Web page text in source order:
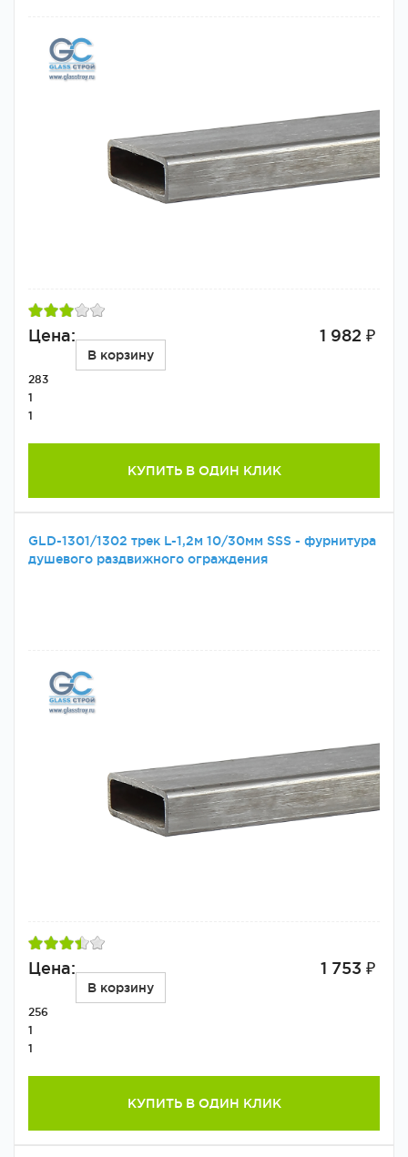
Цена: 1 982 ₽
В корзину
283
1
1
КУПИТЬ В ОДИН КЛИК
GLD-1301/1302 трек L-1,2м 10/30мм SSS - фурнитура
душевого раздвижного ограждения
Цена: 1 753 ₽
В корзину
256
1
1
КУПИТЬ В ОДИН КЛИК